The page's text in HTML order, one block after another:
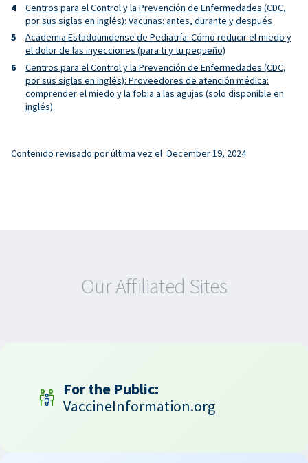
Centros para el Control y la Prevención de Enfermedades (CDC,
por sus siglas en inglés): Vacunas: antes, durante y después
Academia Estadounidense de Pediatría: Cómo reducir el miedo y
el dolor de las inyecciones (para ti y tu pequeño)
Centros para el Control y la Prevención de Enfermedades (CDC,
por sus siglas en inglés): Proveedores de atención médica:
comprender el miedo y la fobia a las agujas (solo disponible en
inglés)
Contenido revisado por última vez el December 19, 2024
Our Affiliated Sites
For the Public:
VaccineInformation.org